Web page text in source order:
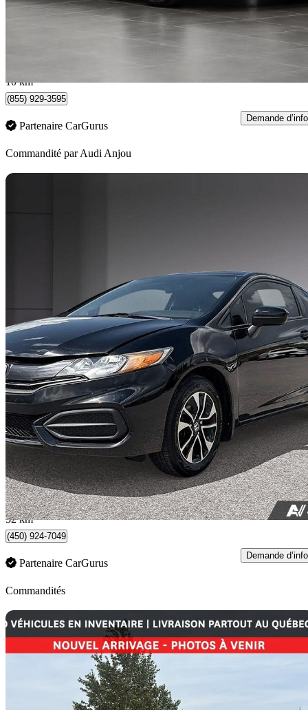
Affaire
10 km
(855) 929-3595
Partenaire CarGurus
Demande d’info
Commandité parAudi Anjou
2015 Honda Civic Coupe
EX114 230 km
12 344 $ Affaire
217 $/mois env.
Mirabel, QC
32 km
(450) 924-7049
Partenaire CarGurus
Demande d’info
Commandités